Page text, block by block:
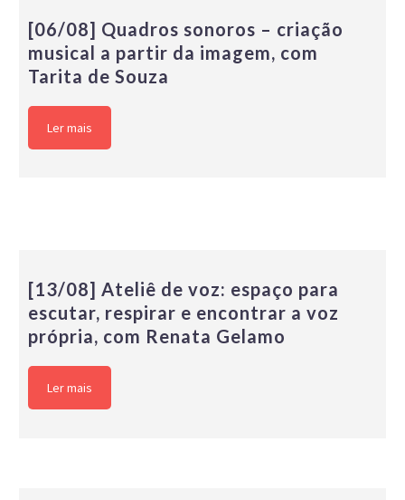
[06/08] Quadros sonoros – criação
musical a partir da imagem, com
Tarita de Souza
Ler mais
[13/08] Ateliê de voz: espaço para
escutar, respirar e encontrar a voz
própria, com Renata Gelamo
Ler mais